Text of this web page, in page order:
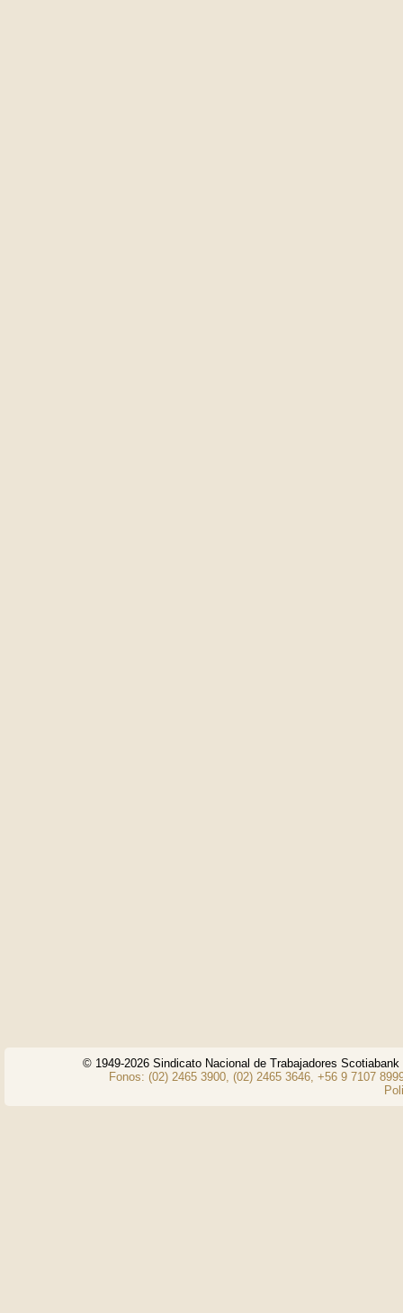
© 1949-2026 Sindicato Nacional de Trabajadores
Fonos: (02) 2465 3900, (02) 2465 3646, +56 9 7107